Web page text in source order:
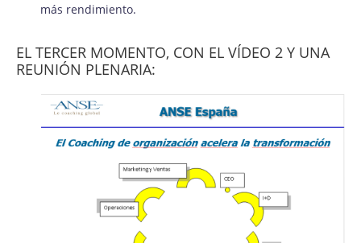
más rendimiento.
EL TERCER MOMENTO, CON EL VÍDEO 2 Y UNA
REUNIÓN PLENARIA: